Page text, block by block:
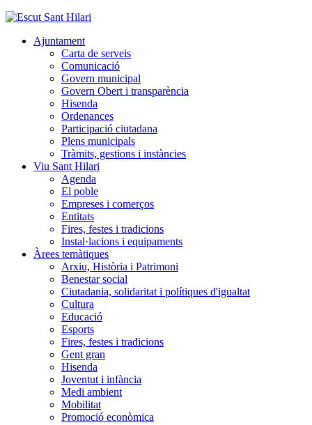
Ajuntament
Carta de serveis
Comunicació
Govern municipal
Govern Obert i transparència
Hisenda
Ordenances
Participació ciutadana
Plens municipals
Tràmits, gestions i instàncies
Viu Sant Hilari
Agenda
El poble
Empreses i comerços
Entitats
Fires, festes i tradicions
Instal·lacions i equipaments
Àrees temàtiques
Arxiu, Història i Patrimoni
Benestar social
Ciutadania, solidaritat i polítiques d'igualtat
Cultura
Educació
Esports
Fires, festes i tradicions
Gent gran
Hisenda
Joventut i infància
Medi ambient
Mobilitat
Promoció econòmica